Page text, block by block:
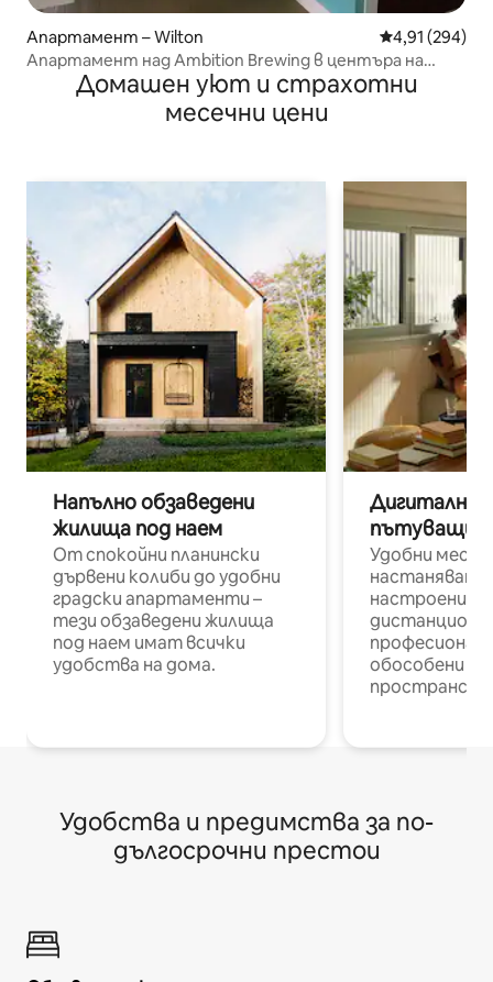
Апартамент – Wilton Средна
4,91 (294)
Апартамент над Ambition Brewing в центъра на
УилтънДомашен уют и страхотни
месечни цени
Напълно обзаведени
жилища под наем
От спокойни планински
дървени колиби до удобни
градски апартаменти –
тези обзаведени жилища
под наем имат всички
удобства на дома.
Дигитални
пътуващи
Удобни
настаняване
настроени и
обособени
Удобства и предимства за по-
дългосрочни престои